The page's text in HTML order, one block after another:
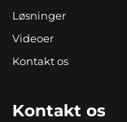
Løsninger
Videoer
Kontakt os
Kontakt os